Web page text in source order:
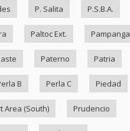
P. Salita P.S.B.A.
Paltoc Ext. Pampanga
Paterno Patria
B Perla C Piedad
Area (South) Prudencio